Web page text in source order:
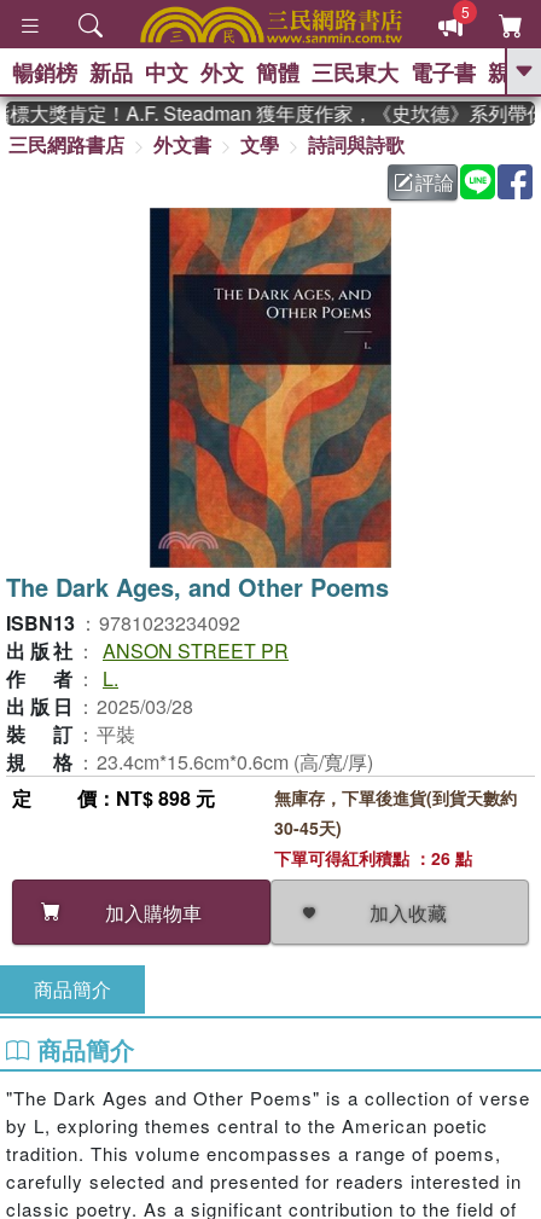
5
GO
熱搜： 東野圭吾 、 The Odyssey
、 暑期推薦 、
台灣的李登輝時代 、 數學
女孩：黎曼猜想
、 偉大的迷走神經
、 如果歷史是一群喵
暢銷榜 新品 中文 外文 簡體 三民東大 電子書 親子
大獎肯定！A.F. Steadman 獲年度作家，《史坎德》系列帶你
三民網路書店
外文書 文學
詩詞與詩歌
評論
The Dark Ages, and Other Poems
ISBN13 ： 9781023234092
出版社 ： ANSON STREET PR
作者 ：
L.
出版日 ： 2025/03/28
裝訂 ： 平裝
規格 ： 23.4cm*15.6cm*0.6cm (高/寬/厚)
定價 ：NT$ 898 元
加入購物車 加入收藏
無庫存，下單後進貨(到貨天數約
30-45天)
下單可得紅利積點 ：26 點
商品簡介
商品簡介
"The Dark Ages and Other Poems" is a collection of verse
by L, exploring themes central to the American poetic
tradition. This volume encompasses a range of poems,
carefully selected and presented for readers interested in
classic poetry. As a significant contribution to the field of